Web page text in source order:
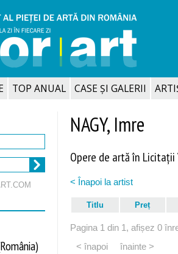
TOP ANUAL CASE ȘI GALERII
NAGY, Imre
Opere de artă în
< Înapoi la artist
Titlu Preț
Pagina 1 din 1, afișez 0
< înapoi
înainte >